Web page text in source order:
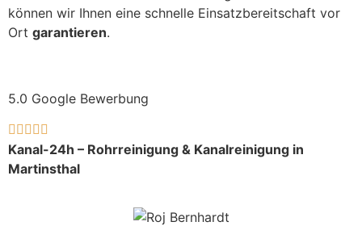
können wir Ihnen eine schnelle Einsatzbereitschaft vor
Ort garantieren.
5.0 Google Bewerbung
    
Kanal-24h – Rohrreinigung & Kanalreinigung in
Martinsthal